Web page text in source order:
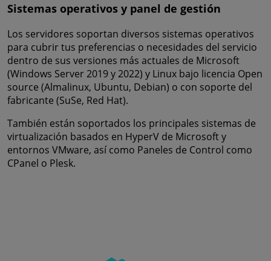
Sistemas operativos y panel de gestión
Los servidores soportan diversos sistemas operativos
para cubrir tus preferencias o necesidades del servicio
dentro de sus versiones más actuales de Microsoft
(Windows Server 2019 y 2022) y Linux bajo licencia Open
source (Almalinux, Ubuntu, Debian) o con soporte del
fabricante (SuSe, Red Hat).
También están soportados los principales sistemas de
virtualización basados en HyperV de Microsoft y
entornos VMware, así como Paneles de Control como
CPanel o Plesk.